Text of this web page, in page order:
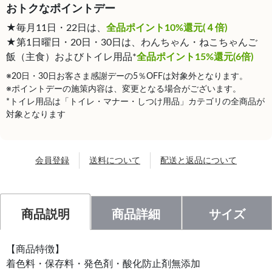
おトクなポイントデー
★毎月11日・22日は、 全品ポイント10%還元(４倍)
★第1日曜日・20日・30日は、わんちゃん・ねこちゃんご
飯（主食）およびトイレ用品*全品ポイント15%還元(6倍)
※20日・30日お客さま感謝デーの5％OFFは対象外となります。
※ポイントデーの施策内容は、変更となる場合がございます。
*トイレ用品は「トイレ・マナー・しつけ用品」カテゴリの全商品が
対象となります
会員登録 送料について 配送と返品について
商品説明 商品詳細 サイズ
【商品特徴】
着色料・保存料・発色剤・酸化防止剤無添加